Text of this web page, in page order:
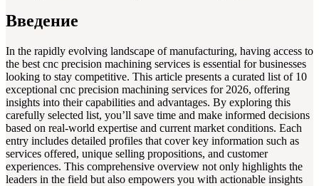
Введение
In the rapidly evolving landscape of manufacturing, having access to
the best cnc precision machining services is essential for businesses
looking to stay competitive. This article presents a curated list of 10
exceptional cnc precision machining services for 2026, offering
insights into their capabilities and advantages. By exploring this
carefully selected list, you’ll save time and make informed decisions
based on real-world expertise and current market conditions. Each
entry includes detailed profiles that cover key information such as
services offered, unique selling propositions, and customer
experiences. This comprehensive overview not only highlights the
leaders in the field but also empowers you with actionable insights